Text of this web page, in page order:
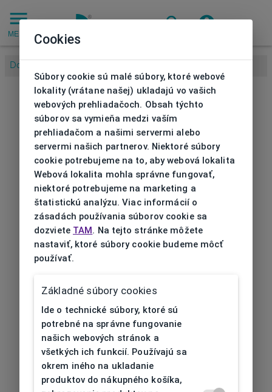
MENU
Domov
Cookies
Súbory cookie sú malé súbory, ktoré webové
lokality (vrátane našej) ukladajú vo vašich
webových prehliadačoch. Obsah týchto
súborov sa vymieňa medzi vaším
prehliadačom a našimi servermi alebo
servermi našich partnerov. Niektoré súbory
cookie potrebujeme na to, aby webová lokalita
Webová lokalita mohla správne fungovať,
niektoré potrebujeme na marketing a
štatistickú analýzu. Viac informácií o
zásadách používania súborov cookie sa
dozviete TAM. Na tejto stránke môžete
nastaviť, ktoré súbory cookie budeme môcť
používať.
Základné súbory cookies
Ide o technické súbory, ktoré sú
potrebné na správne fungovanie
našich webových stránok a
všetkých ich funkcií. Používajú sa
okrem iného na ukladanie
produktov do nákupného košíka,